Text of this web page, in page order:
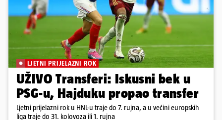
LJETNI PRIJELAZNI ROK
UŽIVO Transferi: Iskusni bek u
PSG-u, Hajduku propao transfer
Ljetni prijelazni rok u HNL-u traje do 7. rujna, a u većini europskih
liga traje do 31. kolovoza ili 1. rujna